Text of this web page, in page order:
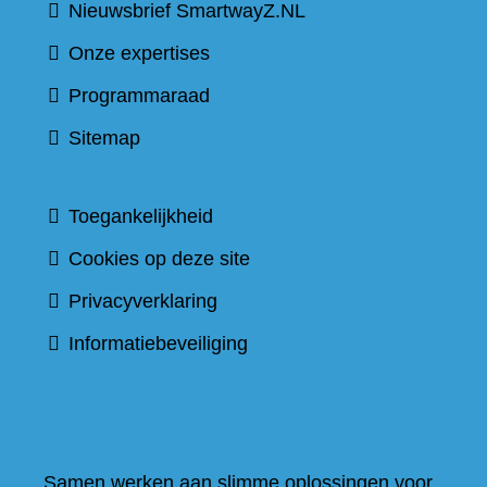
Nieuwsbrief SmartwayZ.NL
Onze expertises
Programmaraad
Sitemap
Toegankelijkheid
Cookies op deze site
Privacyverklaring
Informatiebeveiliging